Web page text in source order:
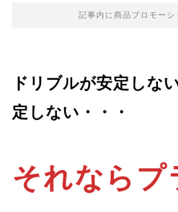
記事内に商品プロモー
ドリブルが安定しな
定しない・・・
それならプ